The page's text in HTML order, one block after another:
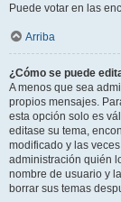
Puede votar en las
Arriba
¿Cómo se puede
A menos que sea
propios mensajes.
esta opción solo es
editase su tema,
modificado y las
administración quién
nombre de usuario y
borrar sus temas